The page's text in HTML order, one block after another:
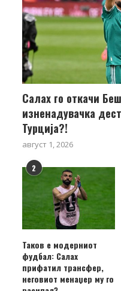
Салах го откачи
изненадувачка
Турција?!
август 1, 2026
2
Таков е модерниот
фудбал: Салах
прифатил трансфер,
неговиот менаџер му го